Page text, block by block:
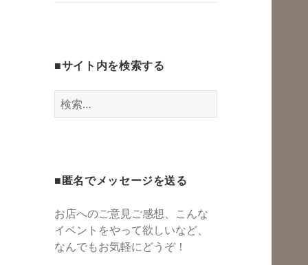
ュ*カフェのよう
にくつろぐ*親子イ
ベントも
■サイト内を検索する
検
索:
■匿名でメッセージを送る
お店へのご意見ご感想、こんな
イベントをやって欲しいなど、
なんでもお気軽にどうぞ！